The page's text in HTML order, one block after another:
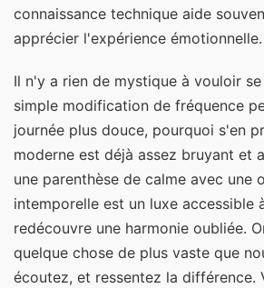
connaissance technique aide
apprécier l'expérience émotionnelle.
Il n'y a rien de mystique à vouloir
simple modification de fréquence
journée plus douce, pourquoi s'en
moderne est déjà assez bruyant et
une parenthèse de calme avec une
intemporelle est un luxe accessible
redécouvre une harmonie oubliée.
quelque chose de plus vaste que
écoutez, et ressentez la différence.